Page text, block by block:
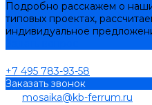
Подробно расскажем о
типовых проектах,
индивидуальное
+7 495 783-93-58
Заказать звонок
mosaika@kb-ferrum.ru